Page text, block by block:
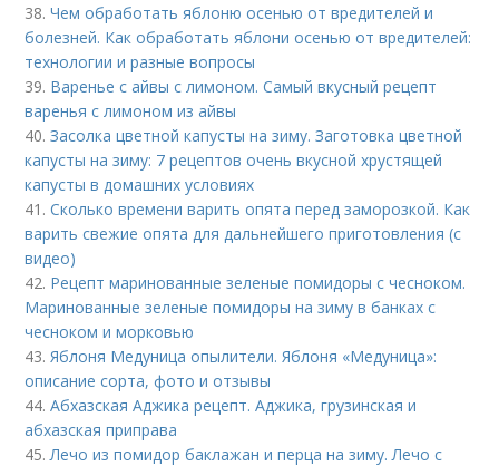
38.Чем обработать яблоню осенью от вредителей и
болезней. Как обработать яблони осенью от вредителей:
технологии и разные вопросы
39. Варенье с айвы с лимоном. Самый вкусный рецепт
варенья с лимоном из айвы
40.Засолка цветной капусты на зиму. Заготовка цветной
капусты на зиму: 7 рецептов очень вкусной хрустящей
капусты в домашних условиях
41.Сколько времени варить опята перед заморозкой. Как
варить свежие опята для дальнейшего приготовления (с
видео)
42. Рецепт маринованные зеленые помидоры с чесноком.
Маринованные зеленые помидоры на зиму в банках с
чесноком и морковью
43. Яблоня Медуница опылители. Яблоня «Медуница»:
описание сорта, фото и отзывы
44.Абхазская Аджика рецепт. Аджика, грузинская и
абхазская приправа
45. Лечо из помидор баклажан и перца на зиму. Лечо с